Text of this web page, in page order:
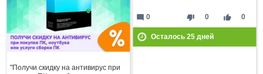
thumb_down 0 thumb_up 0
mode_comment 0
Осталось 25дней
"Получи скидку на антивирус при